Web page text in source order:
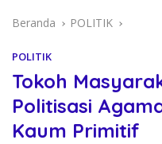
Beranda POLITIK
POLITIK
Tokoh
Politisasi
Kaum Primitif